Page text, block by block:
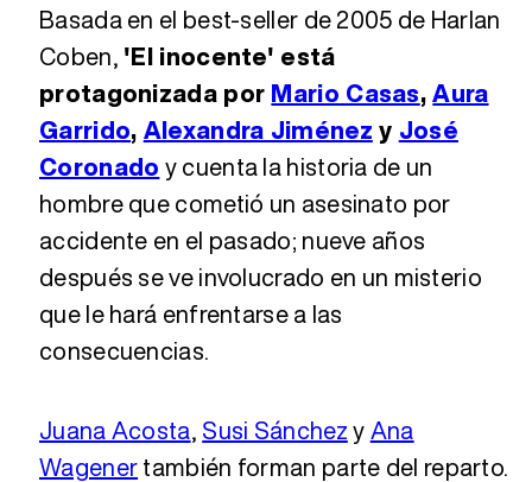
Basada en el best-seller de 2005 de Harlan
Coben, 'El inocente' está
protagonizada por Mario Casas,Aura
Garrido, Alexandra Jiménez y José
Coronado y cuenta la historia de un
hombre que cometió un asesinato por
accidente en el pasado; nueve años
después se ve involucrado en un misterio
que le hará enfrentarse a las
consecuencias.
Juana Acosta, Susi SánchezyAna
Wagenertambién forman parte del reparto.